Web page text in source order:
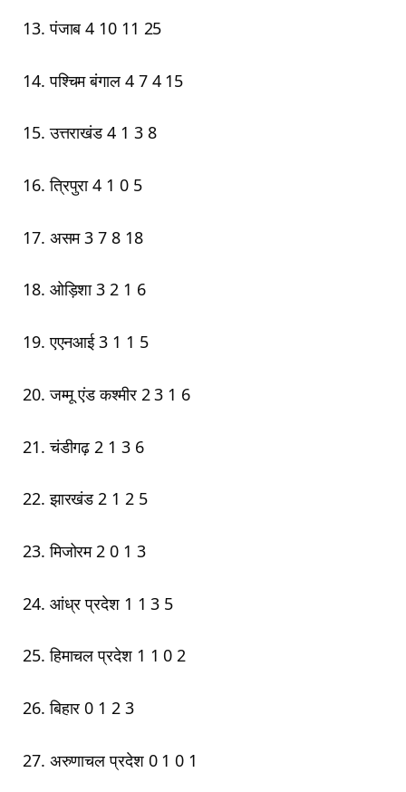
13. पंजाब 4 10 11 25
14. पश्चिम बंगाल 4 7 4 15
15. उत्तराखंड 4 1 3 8
16. त्रिपुरा 4 1 0 5
17. असम 3 7 8 18
18. ओड़िशा 3 2 1 6
19. एएनआई 3 1 1 5
20. जम्मू एंड कश्मीर 2 3 1 6
21. चंडीगढ़ 2 1 3 6
22. झारखंड 2 1 2 5
23. मिजोरम 2 0 1 3
24. आंध्र प्रदेश 1 1 3 5
25. हिमाचल प्रदेश 1 1 0 2
26. बिहार 0 1 2 3
27. अरुणाचल प्रदेश 0 1 0 1